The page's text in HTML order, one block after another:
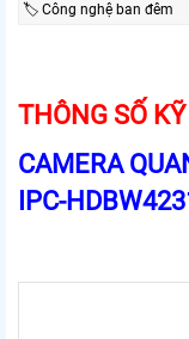
🏷 Công nghệ ban đêm
THÔNG SỐ
CAMERA
IPC-